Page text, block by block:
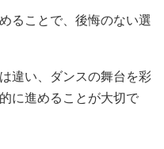
ることで、後悔のない選
違い、ダンスの舞台を彩
に進めることが大切で